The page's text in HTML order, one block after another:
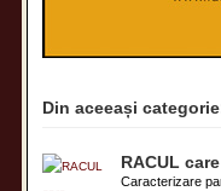
Din aceeași
RACUL
Caracterizare